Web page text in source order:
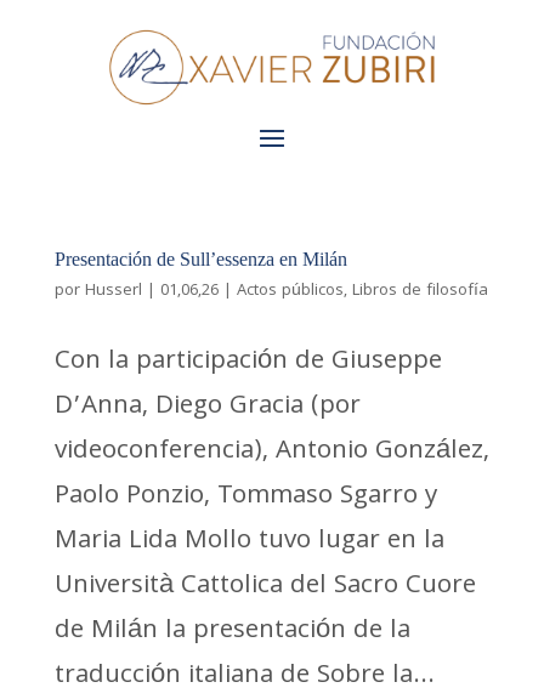
Presentación de Sull’essenza en Milán
por Husserl | 01,06,26| Actos públicos, Libros de filosofía
Con la participación de Giuseppe
D’Anna, Diego Gracia (por
videoconferencia), Antonio González,
Paolo Ponzio, Tommaso Sgarro y
Maria Lida Mollo tuvo lugar en la
Università Cattolica del Sacro Cuore
de Milán la presentación de la
traducción italiana de Sobre la...